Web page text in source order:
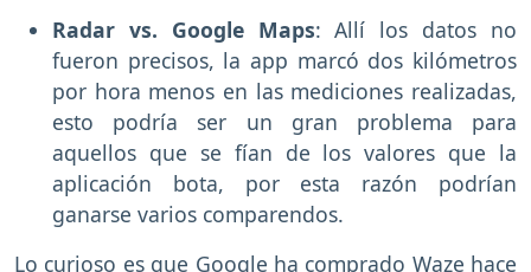
Radar vs. Google Maps: Allí los datos no
fueron precisos, la app marcó dos kilómetros
por hora menos en las mediciones realizadas,
esto podría ser un gran problema para
aquellos que se fían de los valores que la
aplicación bota, por esta razón podrían
ganarse varios comparendos.
Lo curioso es que Google ha comprado Waze hace